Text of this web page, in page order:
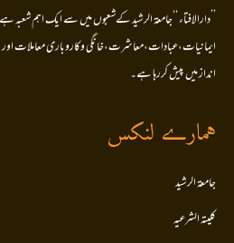
’’دارالافتاء ‘‘جامعۃ الرشید کےشعبوں میں سے ایک اہم شعبہ
ایمانیات،عبادات،معاشرت،خانگی وکاروباری معاملات اور
انداز میں پیش کررہا ہے۔
ہمارے لنکس
جامعۃ الرشید
کلیتہ الشرعیہ